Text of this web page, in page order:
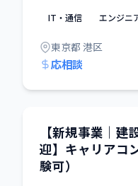
IT・通信 エンジニ
東京都 港区
応相談
【新規事業｜
迎】キャリアコ
験可）